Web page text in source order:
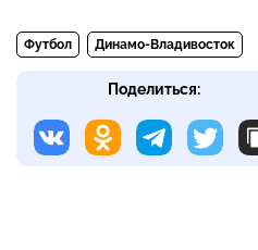
Футбол Динамо-Владивосток
Поделиться: